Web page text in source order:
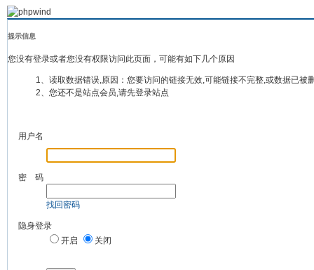
提示信息
您没有登录或者您没有权限访问此页面，可能有如下几个原因
1、读取数据错误,原因：您要访问的链接无效,可能链接不完整,或数据已被
2、您还不是站点会员,请先登录站点
用户名
密 码
找回密码
隐身登录
开启
关闭